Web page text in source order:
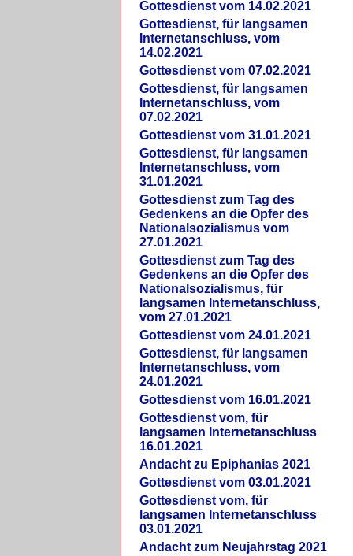
Gottesdienst vom 14.02.2021
Gottesdienst, für langsamen
Internetanschluss, vom
14.02.2021
Gottesdienst vom 07.02.2021
Gottesdienst, für langsamen
Internetanschluss, vom
07.02.2021
Gottesdienst vom 31.01.2021
Gottesdienst, für langsamen
Internetanschluss, vom
31.01.2021
Gottesdienst zum Tag des
Gedenkens an die Opfer des
Nationalsozialismus vom
27.01.2021
Gottesdienst zum Tag des
Gedenkens an die Opfer des
Nationalsozialismus, für
langsamen Internetanschluss,
vom 27.01.2021
Gottesdienst vom 24.01.2021
Gottesdienst, für langsamen
Internetanschluss, vom
24.01.2021
Gottesdienst vom 16.01.2021
Gottesdienst vom, für
langsamen Internetanschluss
16.01.2021
Andacht zu Epiphanias 2021
Gottesdienst vom 03.01.2021
Gottesdienst vom, für
langsamen Internetanschluss
03.01.2021
Andacht zum Neujahrstag 2021